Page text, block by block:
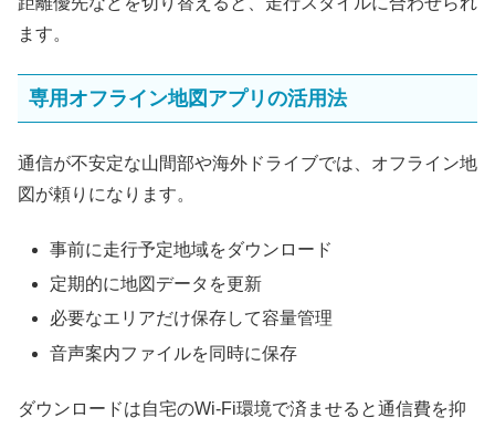
ます。
専用オフライン地図アプリの活用法
通信が不安定な山間部や海外ドライブでは、オフライン地
図が頼りになります。
事前に走行予定地域をダウンロード
定期的に地図データを更新
必要なエリアだけ保存して容量管理
音声案内ファイルを同時に保存
ダウンロードは自宅のWi‑Fi環境で済ませると通信費を抑